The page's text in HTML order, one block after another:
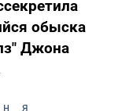
обыска
Джона